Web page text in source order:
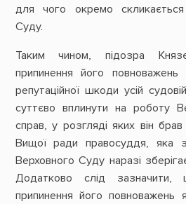
для чого окремо
Суду.
Таким чином, підозра
припинення його
репутаційної шкоди усій
суттєво вплинути на роботу
справ, у розгляді яких він
Вищої ради правосуддя, яка
Верховного Суду наразі
Додатково слід
припинення його повноважень